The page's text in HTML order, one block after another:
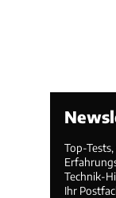
Top-
Technik-
Ihr